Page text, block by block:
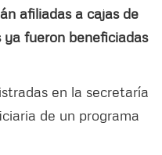
afiliadas a cajas de
fueron beneficiadas
en la secretaría
de un programa